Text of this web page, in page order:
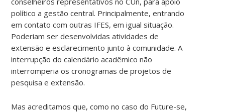
político a gestão central. Principalmente, entrando
em contato com outras IFES, em igual situação.
Poderiam ser desenvolvidas atividades de
extensão e esclarecimento junto à comunidade. A
interrupção do calendário acadêmico não
interromperia os cronogramas de projetos de
pesquisa e extensão.
Mas acreditamos que, como no caso do Future-se,